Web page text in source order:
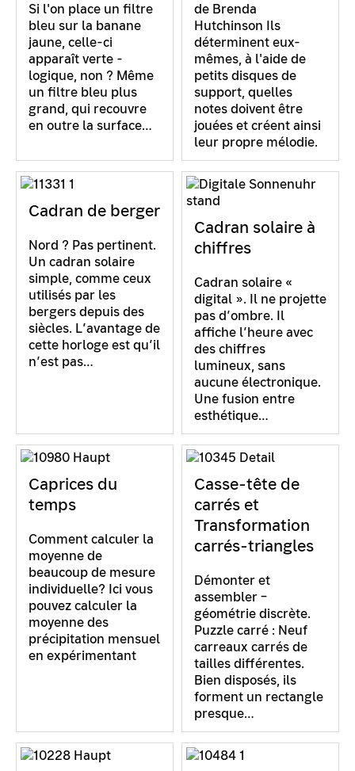
Si l'on place un filtre
bleu sur la banane
jaune, celle-ci
apparaît verte -
logique, non ? Même
un filtre bleu plus
grand, qui recouvre
en outre la surface…
de Brenda
Hutchinson Ils
déterminent eux-
mêmes, à l'aide de
petits disques de
support, quelles
notes doivent être
jouées et créent ainsi
leur propre mélodie.
Cadran de berger
Nord ? Pas pertinent.
Un cadran solaire
simple, comme ceux
utilisés par les
bergers depuis des
siècles. L’avantage de
cette horloge est qu’il
n’est pas…
Cadran solaire à
chiffres
Cadran solaire «
digital ». Il ne projette
pas d’ombre. Il
affiche l’heure avec
des chiffres
lumineux, sans
aucune électronique.
Une fusion entre
esthétique…
Caprices du
temps
Comment calculer la
moyenne de
beaucoup de mesure
individuelle? Ici vous
pouvez calculer la
moyenne des
précipitation mensuel
en expérimentant
Casse-tête de
carrés et
Transformation
carrés-triangles
Démonter et
assembler –
géométrie discrète.
Puzzle carré : Neuf
carreaux carrés de
tailles différentes.
Bien disposés, ils
forment un rectangle
presque…